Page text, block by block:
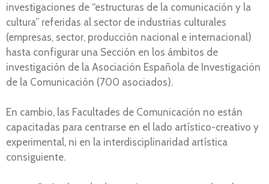
investigaciones de “estructuras de la comunicación y la
cultura” referidas al sector de industrias culturales
(empresas, sector, producción nacional e internacional)
hasta configurar una Sección en los ámbitos de
investigación de la Asociación Española de Investigación
de la Comunicación (700 asociados).
En cambio, las Facultades de Comunicación no están
capacitadas para centrarse en el lado artístico-creativo y
experimental, ni en la interdisciplinaridad artística
consiguiente.